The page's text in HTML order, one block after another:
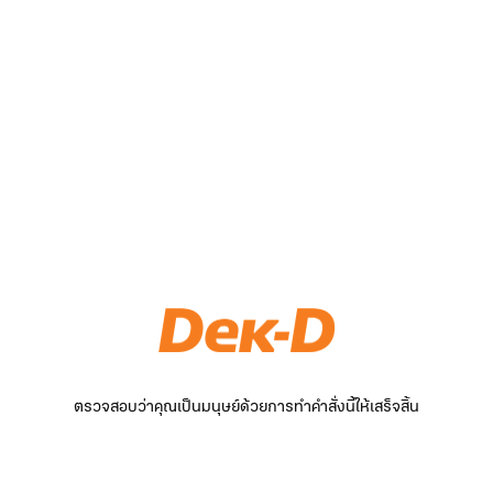
ตรวจสอบว่าคุณเป็นมนุษย์ด้วยการทำคำสั่งนี้ให้เสร็จสิ้น